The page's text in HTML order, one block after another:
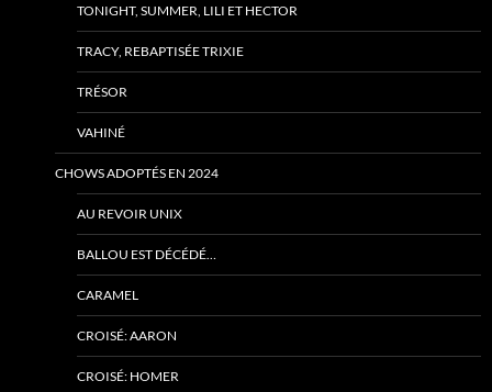
TONIGHT, SUMMER, LILI ET HECTOR
TRACY, REBAPTISÉE TRIXIE
TRÉSOR
VAHINÉ
CHOWS ADOPTÉS EN 2024
AU REVOIR UNIX
BALLOU EST DÉCÉDÉ…
CARAMEL
CROISÉ: AARON
CROISÉ: HOMER